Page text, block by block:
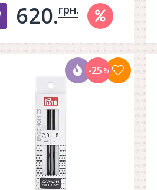
Добавить в корзину
620.грн.
-25 %